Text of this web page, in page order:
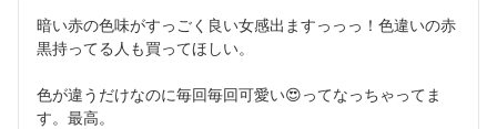
暗い赤の色味がすっごく良い女感出ますっっっ！色違いの赤
黒持ってる人も買ってほしい。
色が違うだけなのに毎回毎回可愛い😍ってなっちゃってま
す。最高。